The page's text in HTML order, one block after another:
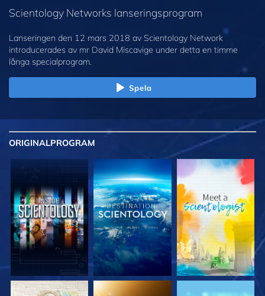
Scientology Networks lanseringsprogram
Lanseringen den 12 mars 2018 av Scientology Network
introducerades av mr David Miscavige under detta en timme
långa specialprogram.
Spela
ORIGINALPROGRAM